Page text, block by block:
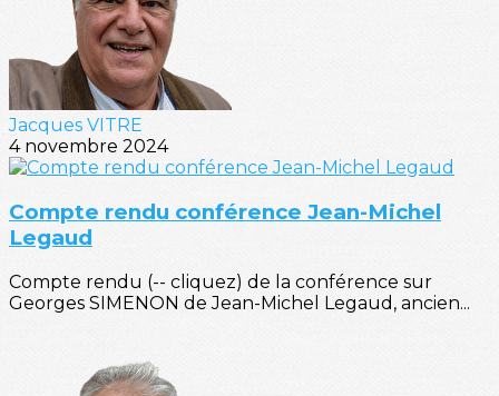
Jacques VITRE
4 novembre 2024
Compte rendu conférence Jean-Michel
Legaud
Compte rendu (-- cliquez) de la conférence sur
Georges SIMENON de Jean-Michel Legaud, ancien...